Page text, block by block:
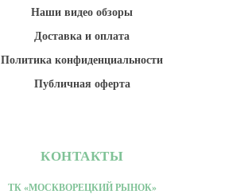
Наши видео обзоры
Доставка и оплата
Политика конфиденциальности
Публичная оферта
КОНТАКТЫ
ТК «МОСКВОРЕЦКИЙ РЫНОК»